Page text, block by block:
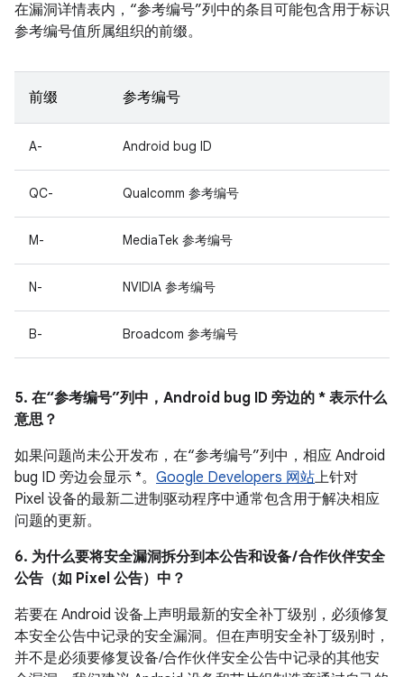
在漏洞详情表内，“参考编号”列中的条目可能包含用于标识
参考编号值所属组织的前缀。
前缀 参考编号
A- Android bug ID
QC- Qualcomm 参考编号
M- MediaTek 参考编号
N- NVIDIA 参考编号
B- Broadcom 参考编号
5. 在“参考编号”列中，Android bug ID 旁边的 * 表示什么
意思？
如果问题尚未公开发布，在“参考编号”列中，相应 Android
bug ID 旁边会显示 *。 Google Developers 网站上针对
Pixel 设备的最新二进制驱动程序中通常包含用于解决相应
问题的更新。
6. 为什么要将安全漏洞拆分到本公告和设备 / 合作伙伴安全
公告（如 Pixel 公告）中？
若要在 Android 设备上声明最新的安全补丁级别，必须修复
本安全公告中记录的安全漏洞。但在声明安全补丁级别时，
并不是必须要修复设备/合作伙伴安全公告中记录的其他安